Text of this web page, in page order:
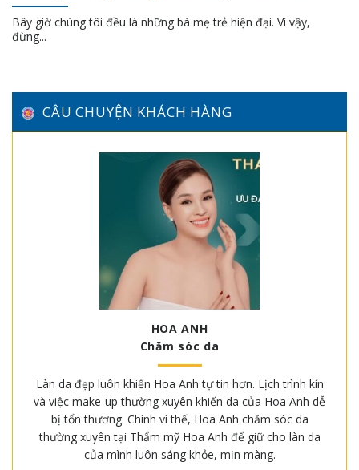
Bây giờ chúng tôi đều là những bà mẹ trẻ hiện đại. Vì vậy,
đừng...
CÂU CHUYỆN KHÁCH HÀNG
HOA ANH
Chăm sóc da
Làn da đẹp luôn khiến Hoa Anh tự tin hơn. Lịch trình kín
và việc make-up thường xuyên khiến da của Hoa Anh dễ
bị tổn thương. Chính vì thế, Hoa Anh chăm sóc da
thường xuyên tại Thẩm mỹ Hoa Anh để giữ cho làn da
của mình luôn sáng khỏe, mịn màng.